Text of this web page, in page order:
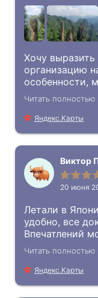
Хочу выразить
организацию
особенности,
помогла с
вопросы.
Ксении и Сони,
ещё слетаем с
Читать полностью
Яндекс.Карты
Виктор
20 июня
Летали в
удобно, все
Впечатлений
надолго ))
Читать полностью
Яндекс.Карты